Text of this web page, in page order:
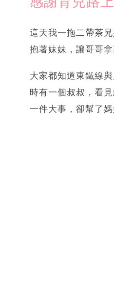
這天我一拖二帶茶
抱著妹妹，讓哥哥
大家都知道東鐵線
時有一個叔叔，看
一件大事，卻幫了媽